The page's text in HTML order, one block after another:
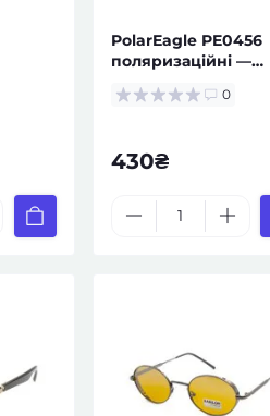
PolarEagle PE0456
поляризаційні —
для чоловіків0
430₴